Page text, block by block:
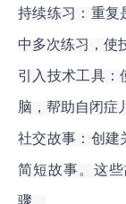
持续练习：重复
中多次练习，使
引入技术工具
脑，帮助自闭症
社交故事：创建
简短故事。这